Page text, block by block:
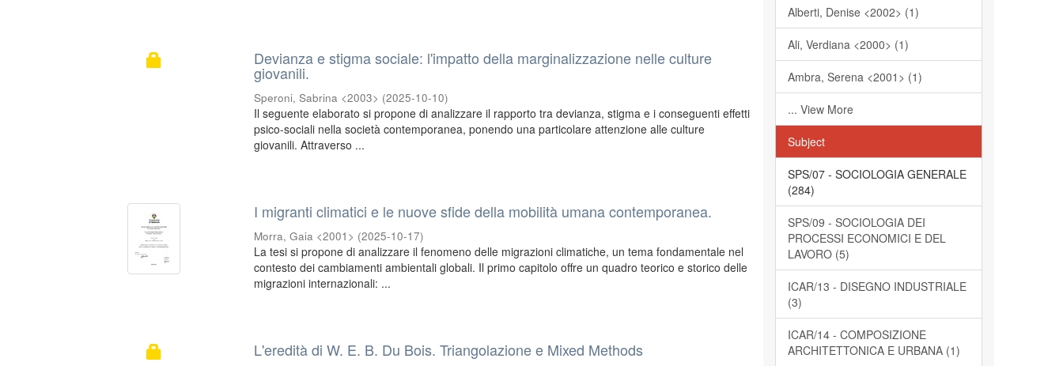
Devianza e stigma sociale: l'impatto della marginalizzazione nelle culture
giovanili.
Speroni, Sabrina <2003> (2025-10-10)
Il seguente elaborato si propone di analizzare il rapporto tra devianza, stigma e i conseguenti effetti
psico-sociali nella società contemporanea, ponendo una particolare attenzione alle culture
giovanili. Attraverso ...
I migranti climatici e le nuove sfide della mobilità umana contemporanea.
Morra, Gaia <2001> (2025-10-17)
La tesi si propone di analizzare il fenomeno delle migrazioni climatiche, un tema fondamentale nel
contesto dei cambiamenti ambientali globali. Il primo capitolo offre un quadro teorico e storico delle
migrazioni internazionali: ...
L'eredità di W. E. B. Du Bois. Triangolazione e Mixed Methods
Alberti, Denise <2002> (1)
Ali, Verdiana <2000> (1)
Ambra, Serena <2001> (1)
... View More
Subject
SPS/07 - SOCIOLOGIA GENERALE
(284)
SPS/09 - SOCIOLOGIA DEI
PROCESSI ECONOMICI E DEL
LAVORO (5)
ICAR/13 - DISEGNO INDUSTRIALE
(3)
ICAR/14 - COMPOSIZIONE
ARCHITETTONICA E URBANA (1)